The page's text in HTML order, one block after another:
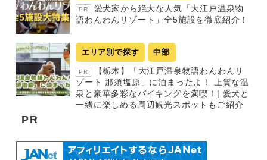
PR
愛犬家から絶大な人気「大江戸温泉物
語わんわんリゾート」全5施設を徹底紹介！
エリア別で探す 中部
PR
【栃木】「大江戸温泉物語わんわんリ
ゾート 那須塩原」に泊まったよ！ 上質な温
泉と豪華多彩なバイキングを満喫！| 愛犬と
一緒に楽しめる周辺観光スポットもご紹介
PR